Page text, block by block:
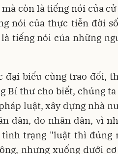
còn là tiếng nói của
nói của thực tiễn đời
tiếng nói của những
đại biểu cùng trao đổi,
Bí thư cho biết, chúng ta
luật, xây dựng nhà
dân, do nhân dân, vì
trạng "luật thì đúng
nhưng xuống dưới cơ